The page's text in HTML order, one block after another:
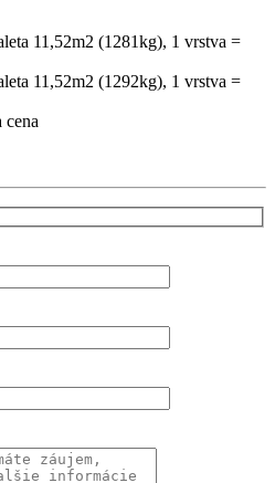
11,52m2 (1281kg), 1 vrstva =
11,52m2 (1292kg), 1 vrstva =